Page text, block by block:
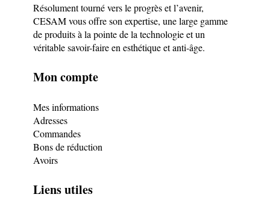
Résolument tourné vers le progrès et l’avenir,
CESAM vous offre son expertise, une large gamme
de produits à la pointe de la technologie et un
véritable savoir-faire en esthétique et anti-âge.
Mon compte
Mes informations
Adresses
Commandes
Bons de réduction
Avoirs
Liens utiles